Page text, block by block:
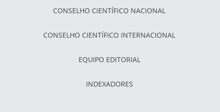
CONSELHO CIENTÍFICO NACIONAL
CONSELHO CIENTÍFICO INTERNACIONAL
EQUIPO EDITORIAL
INDEXADORES